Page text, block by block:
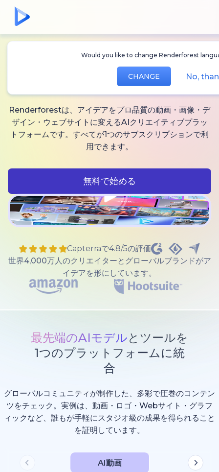
Would you like to change Renderforest
CHANGE No,
無制限に作れるAI動
画像と音声
Renderforestは、アイデアをプロ品質の動画・画像・デ
ザイン・ウェブサイトに変えるAIクリエイティブプラッ
トフォームです。すべてが1つのサブスクリプションで利
用できます。
無料で始める
Capterraで4.8/5の評価
世界4,000万人のクリエイターとグローバルブランドがア
イデアを形にしています。
最先端のAIモデルとツールを
1つのプラットフォームに統
合
グローバルコミュニティが制作した、多彩で圧巻のコンテン
ツをチェック。実例は、動画・ロゴ・Webサイト・グラフ
ィックなど、誰もが手軽にスタジオ級の成果を得られること
を証明しています。
AI動画